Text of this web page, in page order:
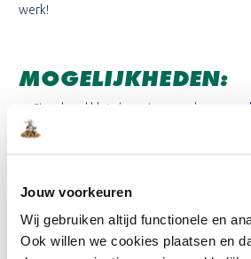
Jouw voorkeuren
Wij gebruiken altijd functionele en
Ook willen we cookies plaatsen en
werk!
MOGELIJKHEDEN:
Standaard klein/groot: voor deuren en
Huisje: voor geprofileerde
Lees meer
Eigenschappen